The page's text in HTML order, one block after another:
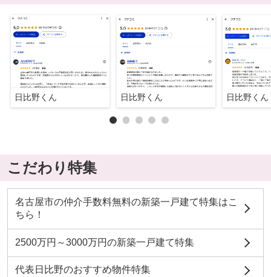
日比野くん 日比野くん 日比野くん
こだわり特集
名古屋市の仲介手数料無料の新築一戸建て特集はこ
ちら！
2500万円～3000万円の新築一戸建て特集
代表日比野のおすすめ物件特集